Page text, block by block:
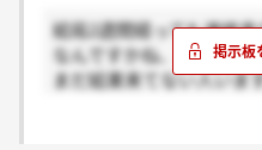
結局2週間経っても連絡
なんですかね、、、
まだ結果来てない人いま